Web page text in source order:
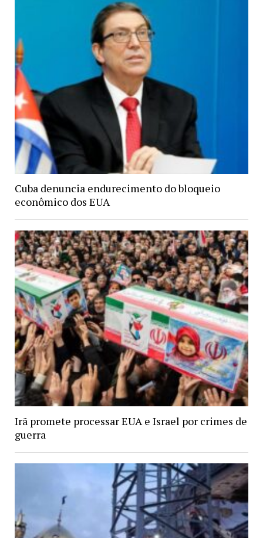
Cuba denuncia endurecimento do bloqueio
econômico dos EUA
Irã promete processar EUA e Israel por crimes de
guerra